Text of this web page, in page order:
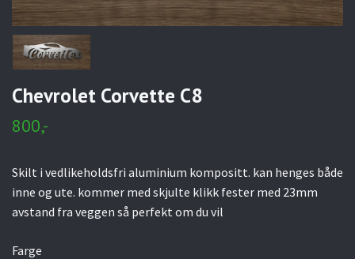
Chevrolet Corvette C8
800,-
Skilt i vedlikeholdsfri aluminium kompositt. kan henges både
inne og ute. kommer med skjulte klikk fester med 23mm
avstand fra veggen så perfekt om du vil
Farge